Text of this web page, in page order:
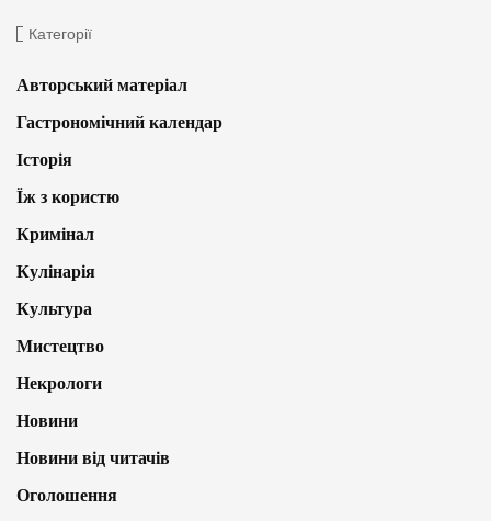
Категорії
Авторський матеріал
Гастрономічний календар
Історія
Їж з користю
Кримінал
Кулінарія
Культура
Мистецтво
Некрологи
Новини
Новини від читачів
Оголошення